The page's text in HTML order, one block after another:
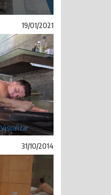
19/01/2021
Visualizar
31/10/2014